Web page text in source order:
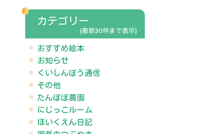
カテゴリー
(最新30件まで表示)
おすすめ絵本
お知らせ
くいしんぼう通信
その他
たんぽぽ農園
にじっこルーム
ほいくえん日記